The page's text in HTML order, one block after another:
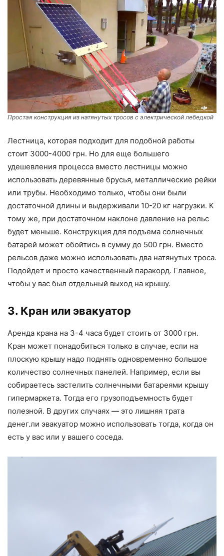
Простая конструкция из натянутых тросов с электрической лебедкой
Лестница, которая подходит для подобной работы
стоит 3000-4000 грн. Но для еще большего
удешевления процесса вместо лестницы можно
использовать деревянные брусья, металлические рейки
или трубы. Необходимо только, чтобы они были
достаточной длины и выдерживали 10-20 кг нагрузки. К
тому же, при достаточном наклоне давление на рельс
будет меньше. Конструкция для подъема солнечных
батарей может обойтись в сумму до 500 грн. Вместо
рельсов даже можно использовать два натянутых троса.
Подойдет и просто качественный паракорд. Главное,
чтобы у вас был отдельный выход на крышу.
3. Кран или эвакуатор
Аренда крана на 3-4 часа будет стоить от 3000 грн.
Кран может понадобиться только в случае, если на
плоскую крышу надо поднять одновременно большое
количество солнечных панелей. Например, если вы
собираетесь застелить солнечными батареями крышу
гипермаркета. Тогда его грузоподъемность будет
полезной. В других случаях — это лишняя трата
денег.ли эвакуатор можно использовать тогда, когда он
есть у вас или у вашего соседа.